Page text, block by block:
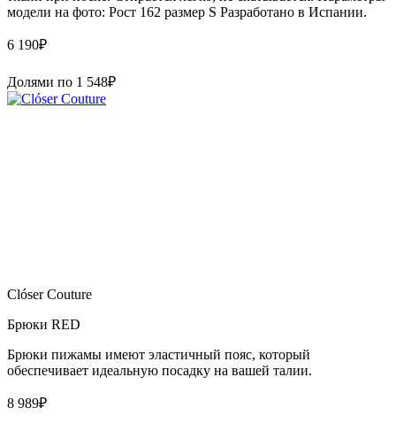
модели на фото: Рост 162 размер S Paзpaботaно в Иcпaнии.
6 190₽
Долями по 1 548₽
Clóser Couture
Брюки RED
Брюки пижамы имеют эластичный пояс, который
обеспечивает идеальную посадку на вашей талии.
8 989₽